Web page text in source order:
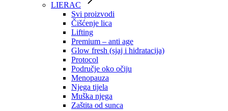
LIERAC
Svi proizvodi
Čišćenje lica
Lifting
Premium – anti age
Glow fresh (sjaj i hidratacija)
Protocol
Područje oko očiju
Menopauza
Njega tijela
Muška njega
Zaštita od sunca